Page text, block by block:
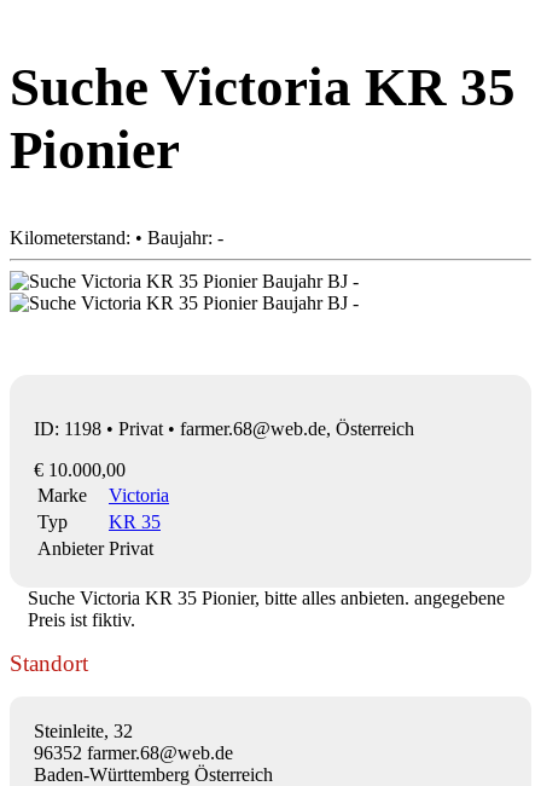
Suche Victoria KR 35
Pionier
Kilometerstand: • Baujahr: -
ID: 1198 • Privat • farmer.68@web.de, Österreich
€ 10.000,00
Marke
Victoria
Typ
KR 35
Anbieter Privat
Suche Victoria KR 35 Pionier, bitte alles anbieten. angegebene
Preis ist fiktiv.
Standort
Steinleite, 32
96352 farmer.68@web.de
Baden-Württemberg Österreich